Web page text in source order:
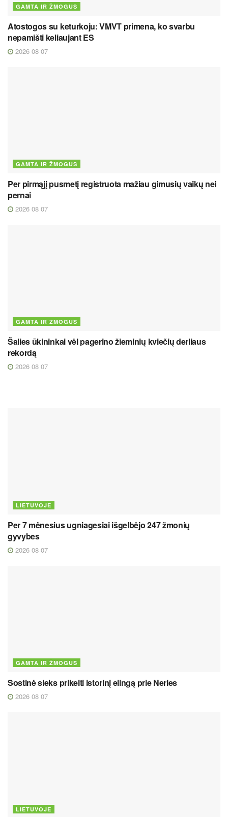
GAMTA IR ŽMOGUS
Atostogos su keturkoju: VMVT primena, ko svarbu
nepamišti keliaujant ES
2026 08 07
GAMTA IR ŽMOGUS
Per pirmąjį pusmetį registruota mažiau gimusių vaikų nei
pernai
2026 08 07
GAMTA IR ŽMOGUS
Šalies ūkininkai vėl pagerino žieminių kviečių derliaus
rekordą
2026 08 07
LIETUVOJE
Per 7 mėnesius ugniagesiai išgelbėjo 247 žmonių
gyvybes
2026 08 07
GAMTA IR ŽMOGUS
Sostinė sieks prikelti istorinį elingą prie Neries
2026 08 07
LIETUVOJE